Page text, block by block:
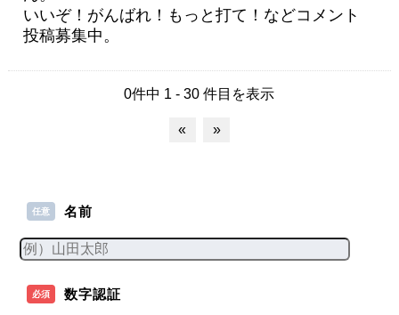
いいぞ！がんばれ！もっと打て！などコメント
投稿募集中。
0件中 1 - 30 件目を表示
« »
任意 名前
必須 数字認証